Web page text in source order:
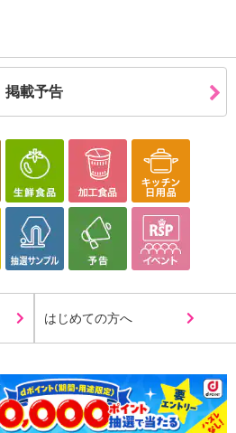
掲載予告
はじめての方へ